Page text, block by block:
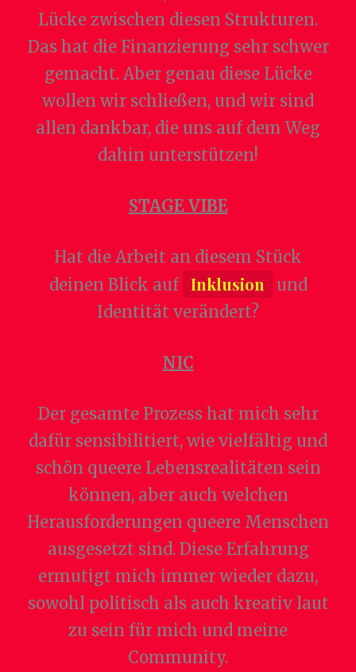
Lücke zwischen diesen Strukturen.
Das hat die Finanzierung sehr schwer
gemacht. Aber genau diese Lücke
wollen wir schließen, und wir sind
allen dankbar, die uns auf dem Weg
dahin unterstützen!
STAGE VIBE
Hat die Arbeit an diesem Stück
deinen Blick auf Inklusion
und
Identität verändert?
NIC
Der gesamte Prozess hat mich sehr
dafür sensibilitiert, wie vielfältig und
schön queere Lebensrealitäten sein
können, aber auch welchen
Herausforderungen queere Menschen
ausgesetzt sind. Diese Erfahrung
ermutigt mich immer wieder dazu,
sowohl politisch als auch kreativ laut
zu sein für mich und meine
Community.